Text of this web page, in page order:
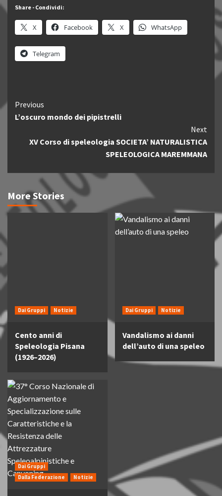
Share - Condividi:
X Facebook X WhatsApp
Telegram
Continue
Reading
Previous
L’oscuro mondo dei pipistrelli
Next
XV Corso di speleologia SOCIETA’ NATURALISTICA
SPELEOLOGICA MAREMMANA
More Stories
Dai Gruppi Notizie
Cento anni di
Speleologia Pisana
(1926–2026)
Dai Gruppi Notizie
Vandalismo ai danni
dell’auto di una speleo
Dai Gruppi
Dalla Federazione
Notizie